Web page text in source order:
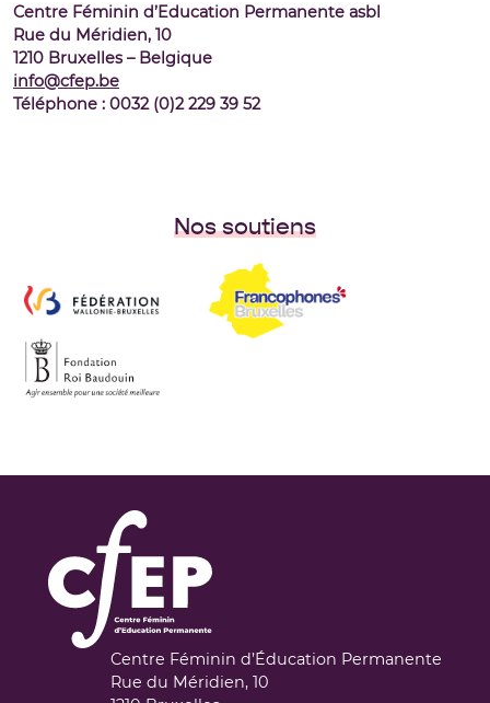
Centre Féminin d’Education Permanente asbl
Rue du Méridien, 10
1210 Bruxelles – Belgique
info@cfep.be
Téléphone : 0032 (0)2 229 39 52
Nos soutiens
Centre Féminin d’Éducation Permanente
Rue du Méridien, 10